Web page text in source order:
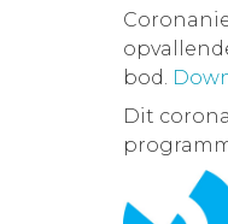
bod.
Dit